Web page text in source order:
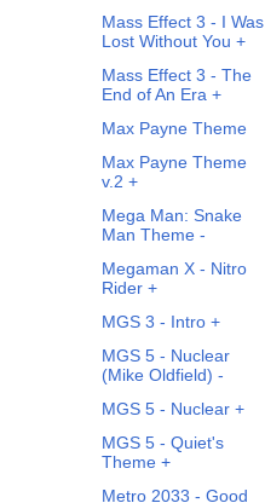
Mass Effect 3 - I Was
Lost Without You +
Mass Effect 3 - The
End of An Era +
Max Payne Theme
Max Payne Theme
v.2 +
Mega Man: Snake
Man Theme -
Megaman X - Nitro
Rider +
MGS 3 - Intro +
MGS 5 - Nuclear
(Mike Oldfield) -
MGS 5 - Nuclear +
MGS 5 - Quiet's
Theme +
Metro 2033 - Good